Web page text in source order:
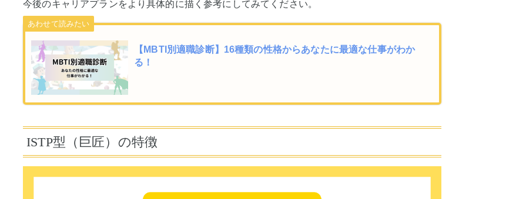
今後のキャリアプランをより具体的に描く参考にしてみてください。
【MBTI別適職診断】16種類の性格からあなたに最適な仕事がわか
る！
ISTP型（巨匠）の特徴